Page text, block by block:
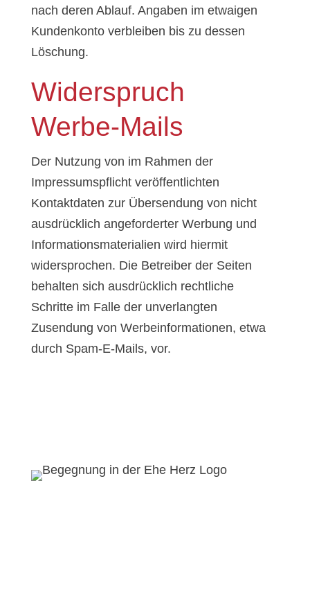
nach deren Ablauf. Angaben im etwaigen
Kundenkonto verbleiben bis zu dessen
Löschung.
Widerspruch
Werbe-Mails
Der Nutzung von im Rahmen der
Impressumspflicht veröffentlichten
Kontaktdaten zur Übersendung von nicht
ausdrücklich angeforderter Werbung und
Informationsmaterialien wird hiermit
widersprochen. Die Betreiber der Seiten
behalten sich ausdrücklich rechtliche
Schritte im Falle der unverlangten
Zusendung von Werbeinformationen, etwa
durch Spam-E-Mails, vor.